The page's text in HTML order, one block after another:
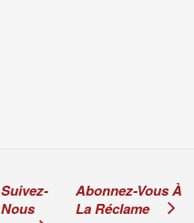
Suivez-
Nous
Abonnez-Vous À
La Réclame